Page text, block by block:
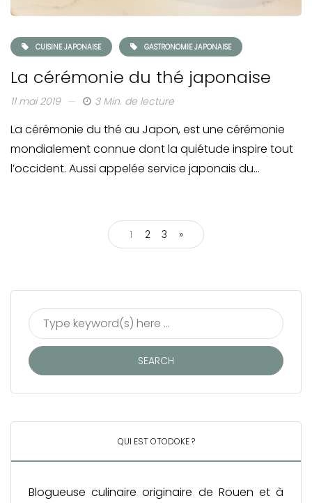
CUISINE JAPONAISE GASTRONOMIE JAPONAISE
La cérémonie du thé japonaise
11 mai 2019 3 Min. de lecture
La cérémonie du thé au Japon, est une cérémonie
mondialement connue dont la quiétude inspire tout
l’occident. Aussi appelée service japonais du…
1 2 3 »
QUI EST OTODOKE ?
Blogueuse culinaire originaire de Rouen et à